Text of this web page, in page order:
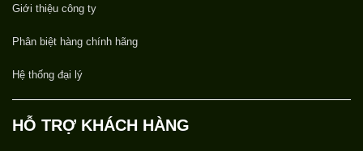
Giới thiệu công ty
Phân biệt hàng chính hãng
Hệ thống đại lý
HỖ TRỢ KHÁCH HÀNG